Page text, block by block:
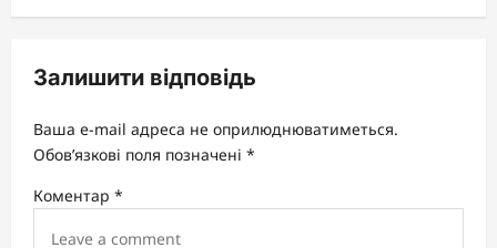
v
g
a
t
i
Залишити відповідь
Ваша e-mail адреса не оприлюднюватиметься.
Обов’язкові поля позначені *
Коментар *